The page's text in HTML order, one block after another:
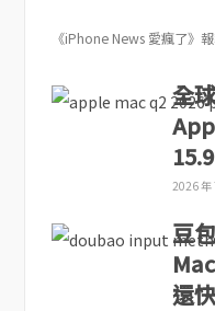
《iPhone News 愛瘋了》
全
2026 年
豆
還快